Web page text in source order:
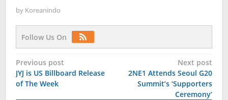
by Koreanindo
Follow Us On
Post
navigation
Previous post
JYJ is US Billboard Release
of The Week
Next post
2NE1 Attends Seoul G20
Summit’s ‘Supporters
Ceremony’